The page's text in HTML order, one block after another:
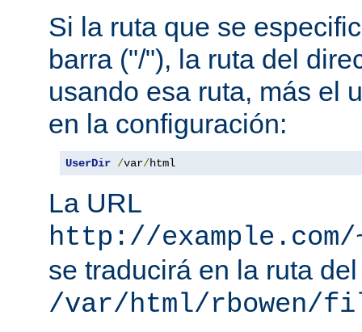
Si la ruta que se
barra ("/"), la ruta del
usando esa ruta, más el
en la configuración:
UserDir /var/html
La URL
http://
se traducirá en la ruta
/var/html/rbowen/